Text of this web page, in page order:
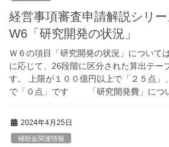
経営事項審査申請解説シリ
W6「研究開発の状況」
Ｗ６の項目「研究開発の状況」について
に応じて、26段階に区分された算出テー
す。 上限が１００億円以上で「２５点」
で「０点」です 「研究開発費」につ
2024年4月25日
補助金関連情報